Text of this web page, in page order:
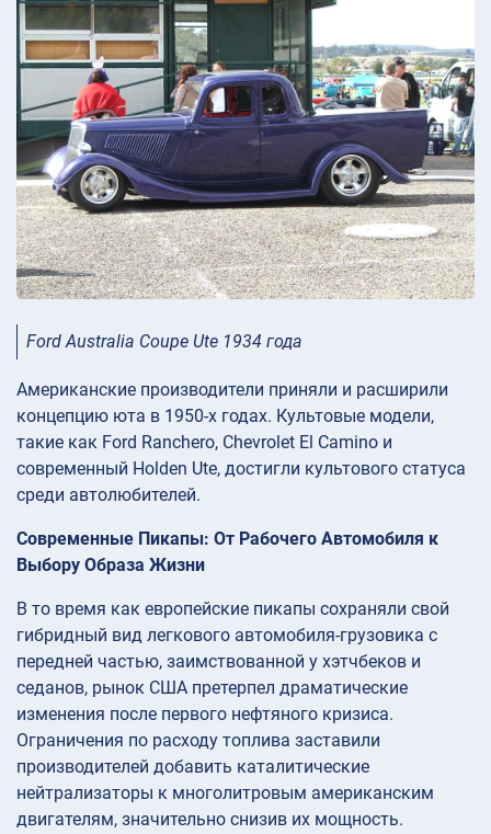
Ford Australia Coupe Ute 1934 года
Американские производители приняли и расширили
концепцию юта в 1950-х годах. Культовые модели,
такие как Ford Ranchero, Chevrolet El Camino и
современный Holden Ute, достигли культового статуса
среди автолюбителей.
Современные Пикапы: От Рабочего Автомобиля к
Выбору Образа Жизни
В то время как европейские пикапы сохраняли свой
гибридный вид легкового автомобиля-грузовика с
передней частью, заимствованной у хэтчбеков и
седанов, рынок США претерпел драматические
изменения после первого нефтяного кризиса.
Ограничения по расходу топлива заставили
производителей добавить каталитические
нейтрализаторы к многолитровым американским
двигателям, значительно снизив их мощность.